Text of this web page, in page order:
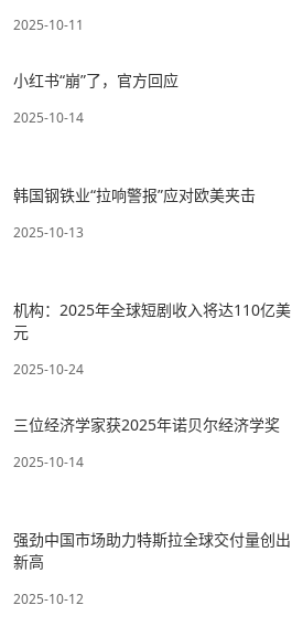
2025-10-11
小红书“崩”了，官方回应
2025-10-14
韩国钢铁业“拉响警报”应对欧美夹击
2025-10-13
机构：2025年全球短剧收入将达110亿美
元
2025-10-24
三位经济学家获2025年诺贝尔经济学奖
2025-10-14
强劲中国市场助力特斯拉全球交付量创出
新高
2025-10-12